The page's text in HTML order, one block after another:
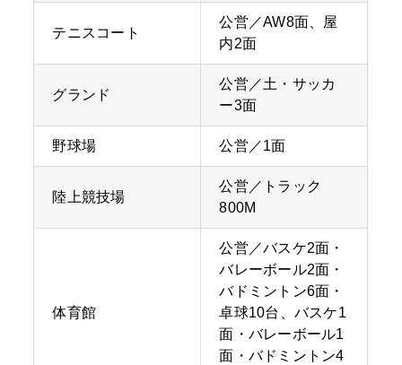
テニスコート
公営／AW8面、屋
内2面
グランド
公営／土・サッカ
ー3面
野球場 公営／1面
陸上競技場
公営／トラック
800M
体育館
公営／バスケ2面・
バレーボール2面・
バドミントン6面・
卓球10台、バスケ1
面・バレーボール1
面・バドミントン4